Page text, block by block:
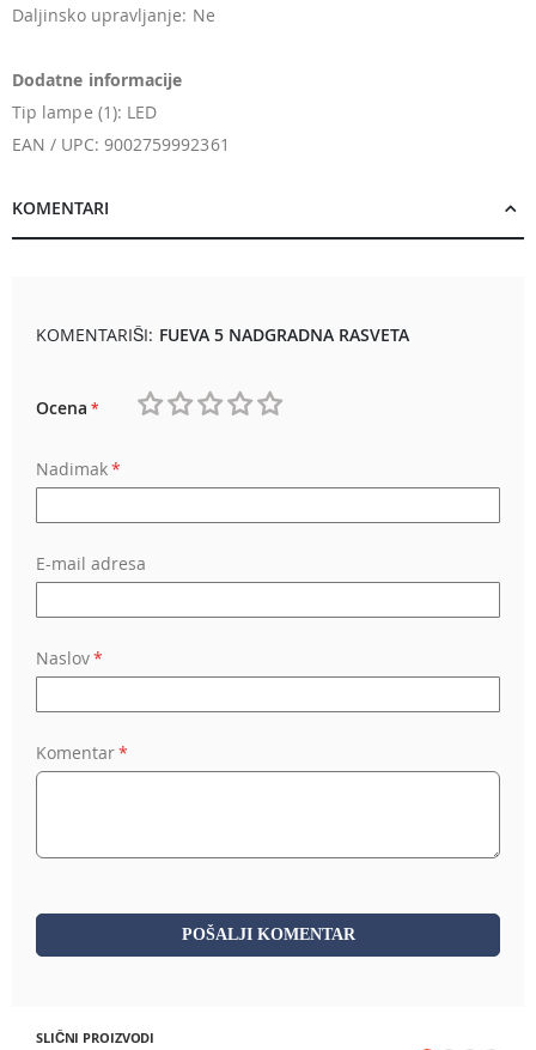
Daljinsko upravljanje: Ne
Dodatne informacije
Tip lampe (1): LED
EAN / UPC: 9002759992361
KOMENTARI
KOMENTARIŠI: FUEVA 5 NADGRADNA RASVETA
Ocena
Nadimak
E-mail adresa
Naslov
Komentar
POŠALJI KOMENTAR
SLIČNI PROIZVODI